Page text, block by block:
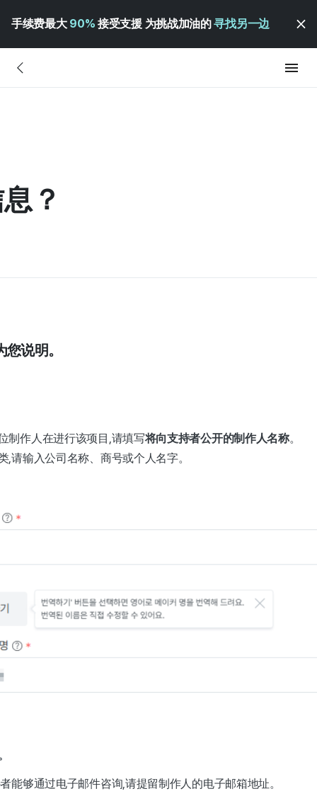
手续费最大 90% 接受支援 为挑战加油的寻找另一边
？
说明。
制作人在进行该项目,请填写将向支持者公开的制作人名称。
,请输入公司名称、商号或个人名字。
能够通过电子邮件咨询,请提留制作人的电子邮箱地址。